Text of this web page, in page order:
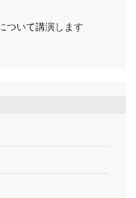
ついて講演します